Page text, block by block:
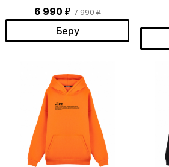
6 990 ₽ 7 990₽
Беру